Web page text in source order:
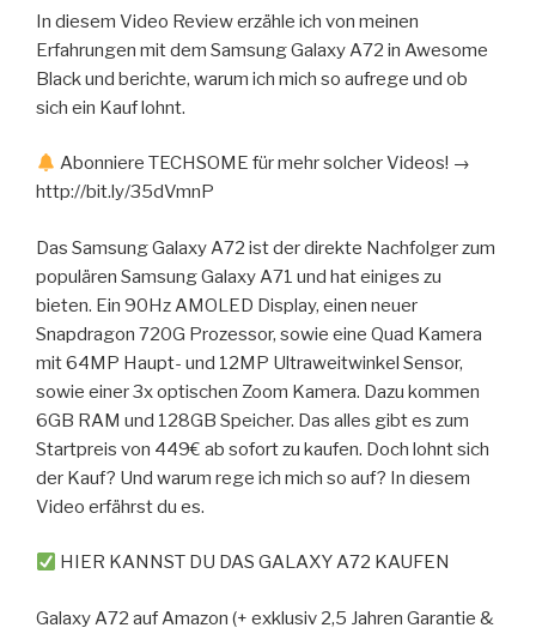
In diesem Video Review erzähle ich von meinen
Erfahrungen mit dem Samsung Galaxy A72 in Awesome
Black und berichte, warum ich mich so aufrege und ob
sich ein Kauf lohnt.
Abonniere TECHSOME für mehr solcher Videos! →
http://bit.ly/35dVmnP
Das Samsung Galaxy A72 ist der direkte Nachfolger zum
populären Samsung Galaxy A71 und hat einiges zu
bieten. Ein 90Hz AMOLED Display, einen neuer
Snapdragon 720G Prozessor, sowie eine Quad Kamera
mit 64MP Haupt- und 12MP Ultraweitwinkel Sensor,
sowie einer 3x optischen Zoom Kamera. Dazu kommen
6GB RAM und 128GB Speicher. Das alles gibt es zum
Startpreis von 449€ ab sofort zu kaufen. Doch lohnt sich
der Kauf? Und warum rege ich mich so auf? In diesem
Video erfährst du es.
HIER KANNST DU DAS GALAXY A72 KAUFEN
Galaxy A72 auf Amazon (+ exklusiv 2,5 Jahren Garantie &